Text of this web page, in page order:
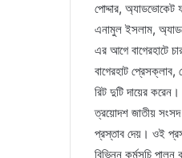
পোদ্দার, অ্যাডভোকেট
এনামুল ইসলাম,
এর আগে বাগেরহাটে
বাগেরহাট
রিট দুটি দায়ের করেন।
ত্রয়োদশ জাতীয় সংসদ
প্রস্তাব দেয়। ওই
বিভিন্ন কর্মসূচি